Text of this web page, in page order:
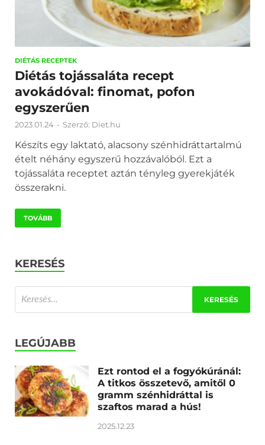
DIÉTÁS RECEPTEK
Diétás tojássaláta recept
avokádóval: finomat, pofon
egyszerűen
2023.01.24 - Szerző: Diet.hu
Készíts egy laktató, alacsony szénhidráttartalmú
ételt néhány egyszerű hozzávalóból. Ezt a
tojássaláta receptet aztán tényleg gyerekjáték
összerakni.
TOVÁBB
KERESÉS
LEGÚJABB
Ezt rontod el a fogyókúránál:
A titkos összetevő, amitől 0
gramm szénhidráttal is
szaftos marad a hús!
2025.12.23